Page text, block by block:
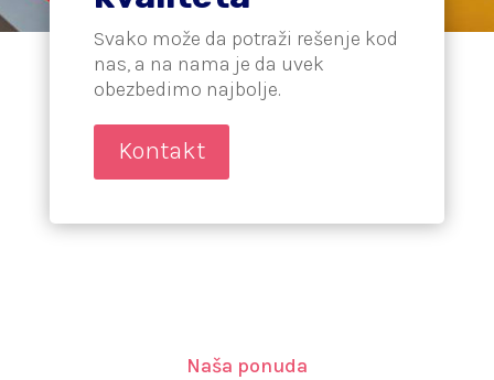
Svako može da potraži rešenje kod
nas, a na nama je da uvek
obezbedimo najbolje.
Kontakt
Naša ponuda